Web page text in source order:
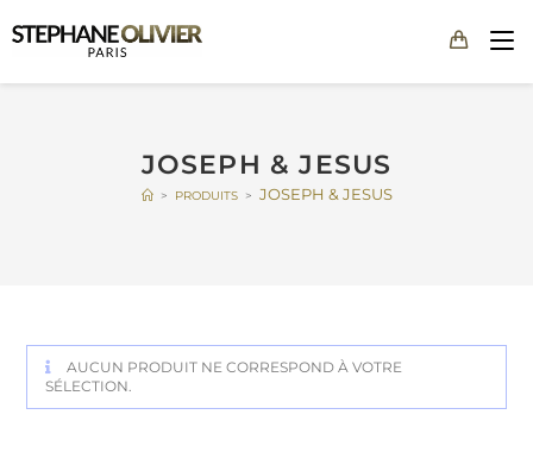
JOSEPH & JESUS
> PRODUITS > JOSEPH & JESUS
AUCUN PRODUIT NE CORRESPOND À VOTRE
SÉLECTION.